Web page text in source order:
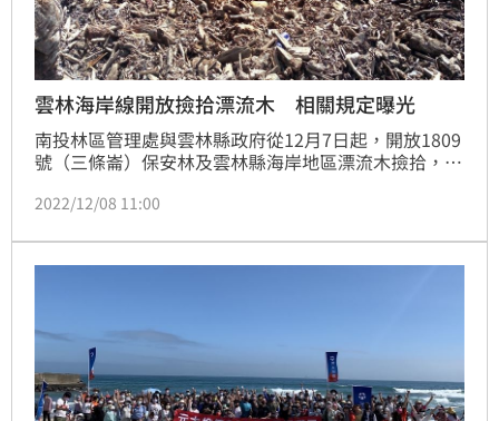
雲林海岸線開放撿拾漂流木 相關規定曝光
南投林區管理處與雲林縣政府從12月7日起，開放1809
號（三條崙）保安林及雲林縣海岸地區漂流木撿拾，開
居民自由撿拾雲林縣海岸地區範圍漂流木，開放範圍為
1809號（三條崙）保安林，但不包含河川、漁港、港
口、國家風景區及土地權屬機關管制民眾禁止進入之區
2022/12/08 11:00